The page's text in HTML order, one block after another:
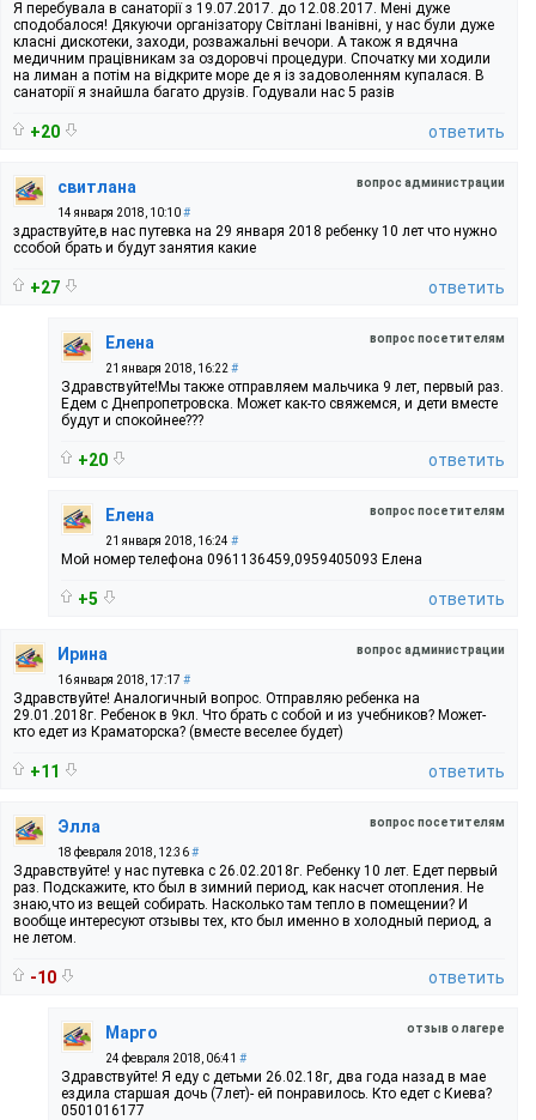
Я перебувала в санаторії з 19.07.2017. до 12.08.2017. Мені дуже
сподобалося! Дякуючи організатору Світлані Іванівні, у нас були дуже
класні дискотеки, заходи, розважальні вечори. А також я вдячна
медичним працівникам за оздоровчі процедури. Спочатку ми ходили
на лиман а потім на відкрите море де я із задоволенням купалася. В
санаторії я знайшла багато друзів. Годували нас 5 разів
+20 ответить
вопрос администрации
свитлана
14 января 2018, 10:10#
здраствуйте,в нас путевка на 29 января 2018 ребенку 10 лет что нужно
ссобой брать и будут занятия какие
+27 ответить
вопрос посетителям
Елена
21 января 2018, 16:22 #
Здравствуйте!Мы также отправляем мальчика 9 лет, первый раз.
Едем с Днепропетровска. Может как-то свяжемся, и дети вместе
будут и спокойнее???
+20 ответить
вопрос посетителям
Елена
21 января 2018, 16:24 #
Мой номер телефона 0961136459,0959405093 Елена
+5 ответить
вопрос администрации
Ирина
16 января 2018, 17:17 #
Здравствуйте! Аналогичный вопрос. Отправляю ребенка на
29.01.2018г. Ребенок в 9кл. Что брать с собой и из учебников? Может-
кто едет из Краматорска? (вместе веселее будет)
+11 ответить
вопрос посетителям
Элла
18 февраля 2018, 12:36#
Здравствуйте! у нас путевка с 26.02.2018г. Ребенку 10 лет. Едет первый
раз. Подскажите, кто был в зимний период, как насчет отопления. Не
знаю,что из вещей собирать. Насколько там тепло в помещении? И
вообще интересуют отзывы тех, кто был именно в холодный период, а
не летом.
-10 ответить
отзыв о лагере
Марго
24 февраля 2018, 06:41 #
Здравствуйте! Я еду с детьми 26.02.18г, два года назад в мае
ездила старшая дочь (7лет)- ей понравилось. Кто едет с Киева?
0501016177